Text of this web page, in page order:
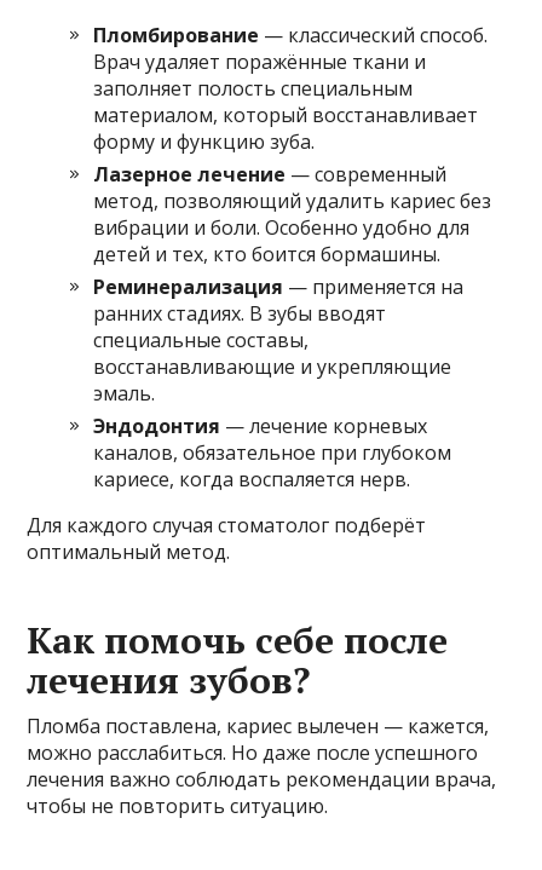
Пломбирование — классический способ.
Врач удаляет поражённые ткани и
заполняет полость специальным
материалом, который восстанавливает
форму и функцию зуба.
Лазерное лечение — современный
метод, позволяющий удалить кариес без
вибрации и боли. Особенно удобно для
детей и тех, кто боится бормашины.
Реминерализация — применяется на
ранних стадиях. В зубы вводят
специальные составы,
восстанавливающие и укрепляющие
эмаль.
Эндодонтия — лечение корневых
каналов, обязательное при глубоком
кариесе, когда воспаляется нерв.
Для каждого случая стоматолог подберёт
оптимальный метод.
Как помочь себе после
лечения зубов?
Пломба поставлена, кариес вылечен — кажется,
можно расслабиться. Но даже после успешного
лечения важно соблюдать рекомендации врача,
чтобы не повторить ситуацию.